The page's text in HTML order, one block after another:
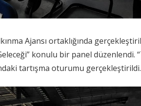
Ajansı ortaklığında
konulu bir panel düzenlendi.
tartışma oturumu gerçekleştirildi.